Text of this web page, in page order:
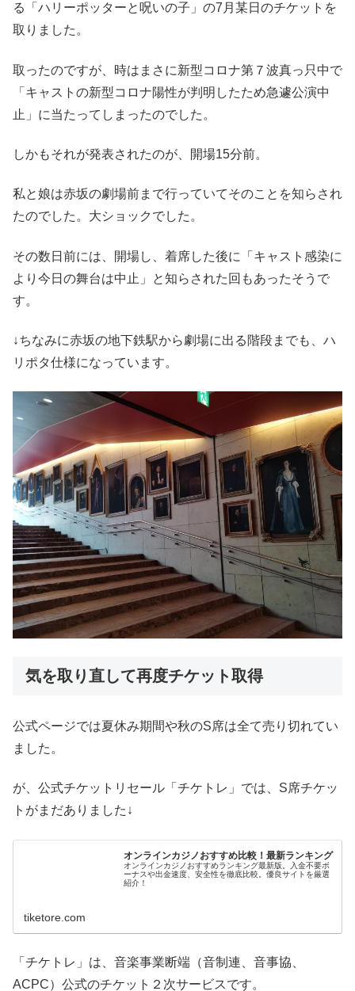
る「ハリーポッターと呪いの子」の7月某日のチケットを
取りました。
取ったのですが、時はまさに新型コロナ第７波真っ只中で
「キャストの新型コロナ陽性が判明したため急遽公演中
止」に当たってしまったのでした。
しかもそれが発表されたのが、開場15分前。
私と娘は赤坂の劇場前まで行っていてそのことを知らされ
たのでした。大ショックでした。
その数日前には、開場し、着席した後に「キャスト感染に
より今日の舞台は中止」と知らされた回もあったそうで
す。
↓ちなみに赤坂の地下鉄駅から劇場に出る階段までも、ハ
リポタ仕様になっています。
気を取り直して再度チケット取得
公式ページでは夏休み期間や秋のS席は全て売り切れてい
ました。
が、公式チケットリセール「チケトレ」では、S席チケッ
トがまだありました↓
オンラインカジノおすすめ比較！最新ランキング
オンラインカジノおすすめランキング最新版。入金不要ボ
ーナスや出金速度、安全性を徹底比較。優良サイトを厳選
紹介！
tiketore.com
「チケトレ」は、音楽事業断端（音制連、音事協、
ACPC）公式のチケット２次サービスです。